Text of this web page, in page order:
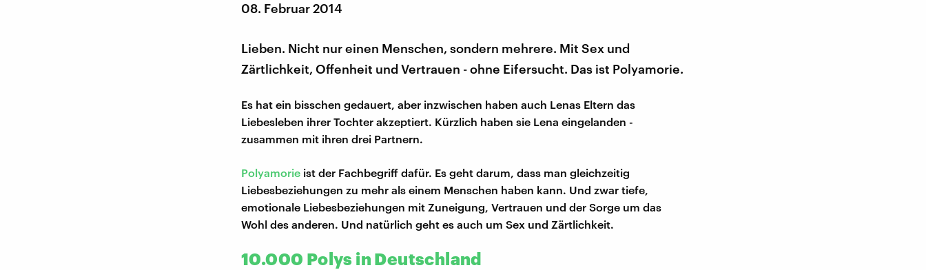
08. Februar 2014
Lieben. Nicht nur einen Menschen, sondern mehrere. Mit Sex und
Zärtlichkeit, Offenheit und Vertrauen - ohne Eifersucht. Das ist Polyamorie.
Es hat ein bisschen gedauert, aber inzwischen haben auch Lenas Eltern das
Liebesleben ihrer Tochter akzeptiert. Kürzlich haben sie Lena eingelanden -
zusammen mit ihren drei Partnern.
Polyamorie ist der Fachbegriff dafür. Es geht darum, dass man gleichzeitig
Liebesbeziehungen zu mehr als einem Menschen haben kann. Und zwar tiefe,
emotionale Liebesbeziehungen mit Zuneigung, Vertrauen und der Sorge um das
Wohl des anderen. Und natürlich geht es auch um Sex und Zärtlichkeit.
10.000 Polys in Deutschland